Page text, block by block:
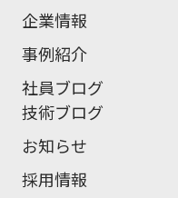
企業情報
事例紹介
社員ブログ
技術ブログ
お知らせ
採用情報